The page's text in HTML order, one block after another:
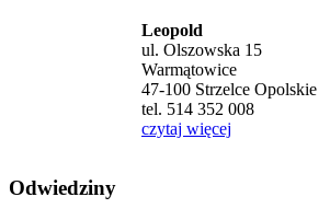
Leopold
ul. Olszowska 15
Warmątowice
47-100 Strzelce Opolskie
tel. 514 352 008
czytaj więcej
Odwiedziny